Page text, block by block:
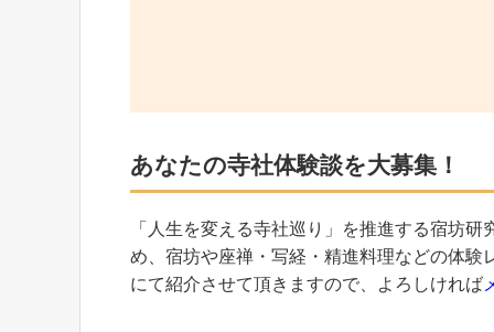
あなたの寺社体験談を大募集！
「人生を変える寺社巡り」を推進する宿坊
め、宿坊や座禅・写経・精進料理などの体
にて紹介させて頂きますので、よろしければ